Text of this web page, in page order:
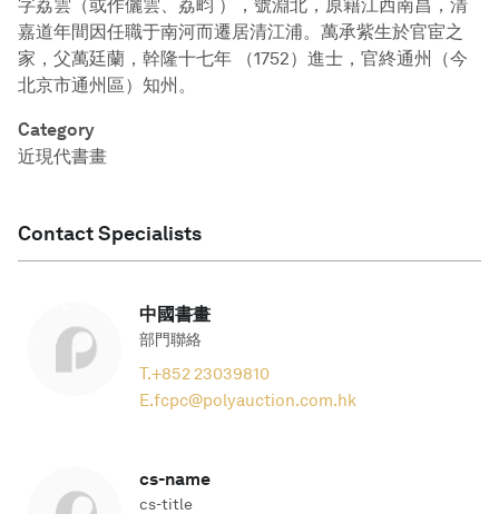
字荔雲（或作儷雲、荔畇 ），號淵北，原籍江西南昌，清
嘉道年間因任職于南河而遷居清江浦。萬承紫生於官宦之
家，父萬廷蘭，幹隆十七年 （1752）進士，官終通州（今
北京市通州區）知州。
Category
近現代書畫
Contact Specialists
中國書畫
部門聯絡
T.+852 23039810
E.fcpc@polyauction.com.hk
cs-name
cs-title